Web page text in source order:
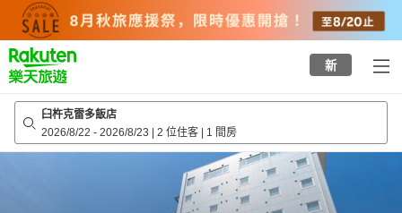
top
page
新
臼杵克雷多飯店
2026/8/22 - 2026/8/23 | 2 位住客 | 1 間房